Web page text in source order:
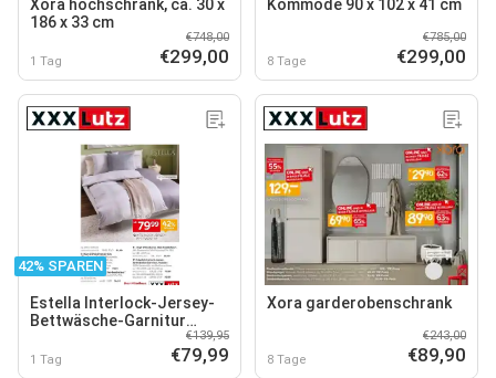
Xora hochschrank, ca. 30 x
186 x 33 cm
1 Tag
€748,00
€299,00
Kommode 90 x 102 x 41 cm
8 Tage
€785,00
€299,00
42% SPAREN
Estella Interlock-Jersey-
Bettwäsche-Garnitur
1 Tag
€139,95
€79,99
Xora garderobenschrank
8 Tage
€243,00
€89,90